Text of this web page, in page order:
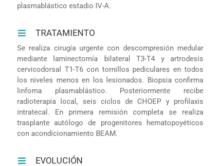
plasmablástico estadio IV-A.
TRATAMIENTO
Se realiza cirugía urgente con descompresión medular
mediante laminectomía bilateral T3-T4 y artrodesis
cervicodorsal T1-T6 con tornillos pediculares en todos
los niveles menos en los lesionados. Biopsia confirma
linfoma plasmablástico. Posteriormente recibe
radioterapia local, seis ciclos de CHOEP y profilaxis
intratecal. En primera remisión completa se realiza
trasplante autólogo de progenitores hematopoyéticos
con acondicionamiento BEAM.
EVOLUCIÓN